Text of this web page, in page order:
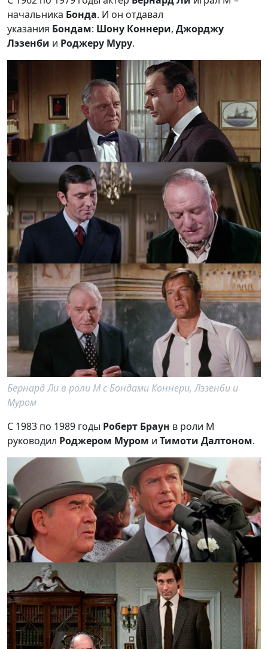
начальника Бонда. И он отдавал
указания Бондам: Шону Коннери, Джорджу
Лэзенби и Роджеру Муру.
Бернард Ли в роли M с Бондами Коннери, Лэзенби и
Муром
С 1983 по 1989 годы Роберт Браун в роли M
руководил Роджером Муром и Тимоти Далтоном.